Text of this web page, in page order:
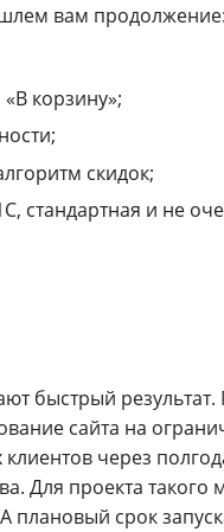
вам продолжение:
корзину»;
скидок;
стандартная и не
быстрый
сайта на
через
Для проекта такого
плановый срок